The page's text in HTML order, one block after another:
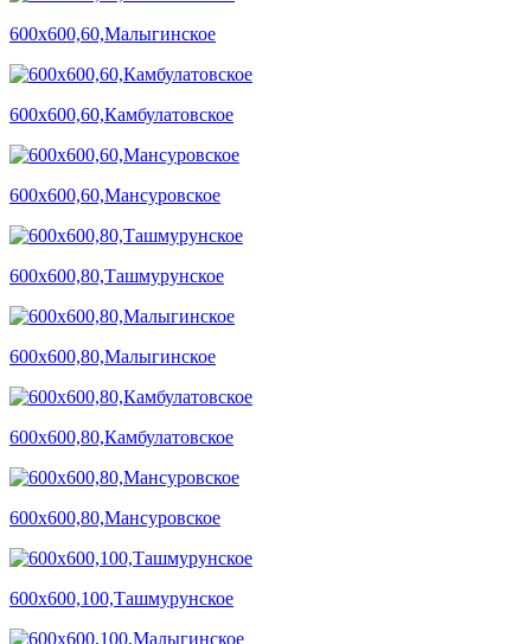
600х600,60,Малыгинское
600х600,60,Камбулатовское
600х600,60,Мансуровское
600х600,80,Ташмурунское
600х600,80,Малыгинское
600х600,80,Камбулатовское
600х600,80,Мансуровское
600х600,100,Ташмурунское